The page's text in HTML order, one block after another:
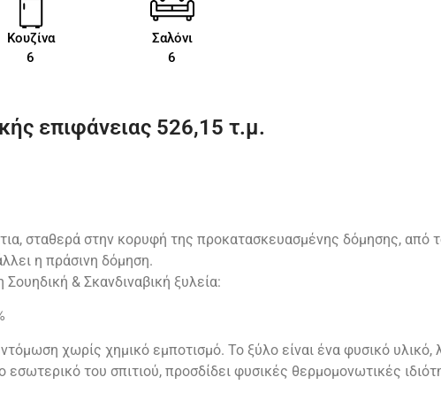
Κουζίνα
6
Σαλόνι
6
επιφάνειας 526,15 τ.μ.
σταθερά στην κορυφή της προκατασκευασμένης δόμησης, από
η πράσινη δόμηση.
Σουηδική & Σκανδιναβική ξυλεία:
χωρίς χημικό εμποτισμό. Το ξύλο είναι ένα φυσικό υλικό,
εσωτερικό του σπιτιού, προσδίδει φυσικές θερμομονωτικές